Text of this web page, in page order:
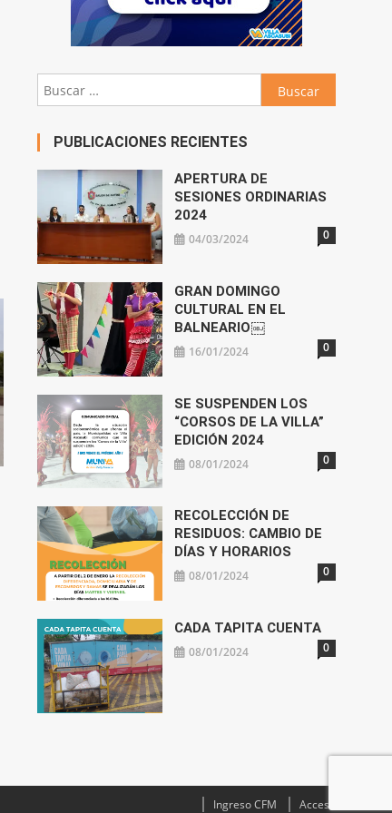
Buscar:
PUBLICACIONES RECIENTES
APERTURA DE
SESIONES ORDINARIAS
2024
04/03/2024 0
GRAN DOMINGO
CULTURAL EN EL
BALNEARIO￼
16/01/2024 0
SE SUSPENDEN LOS
“CORSOS DE LA VILLA”
EDICIÓN 2024
08/01/2024 0
RECOLECCIÓN DE
RESIDUOS: CAMBIO DE
DÍAS Y HORARIOS
08/01/2024 0
CADA TAPITA CUENTA
08/01/2024 0
Ingreso CFM Acceso